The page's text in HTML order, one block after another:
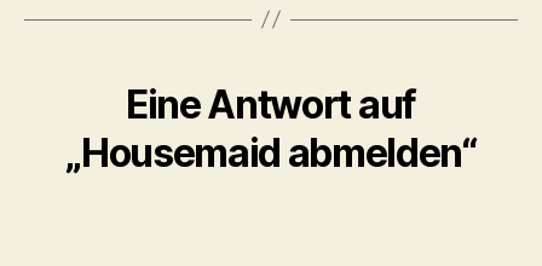
Eine Antwort auf
„Housemaid abmelden“